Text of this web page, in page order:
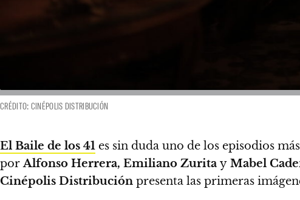
CRÉDITO: CINÉPOLIS DISTRIBUCIÓN
El Baile de los 41 es sin duda uno de los episodios
porAlfonso Herrera, Emiliano Zurita y Mabel
Cinépolis Distribución presenta las primeras